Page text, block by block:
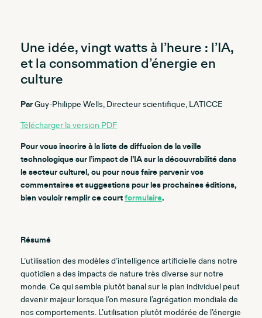
Une idée, vingt watts à l’heure : l’IA,
et la consommation d’énergie en
culture
ParGuy-Philippe Wells, Directeur scientifique, LATICCE
Télécharger la version PDF
Pour vous inscrire à la liste de diffusion de la veille
technologique sur l’impact de l’IA sur la découvrabilité dans
le secteur culturel, ou pour nous faire parvenir vos
commentaires et suggestions pour les prochaines éditions,
bien vouloir remplir ce courtformulaire.
Résumé
L’utilisation des modèles d’intelligence artificielle dans notre
quotidien a des impacts de nature très diverse sur notre
monde. Ce qui semble plutôt banal sur le plan individuel peut
devenir majeur lorsque l’on mesure l’agrégation mondiale de
nos comportements. L’utilisation plutôt modérée de l’énergie